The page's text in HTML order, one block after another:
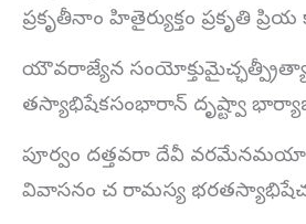
ప్రకృతీనాం హితైర్యుక్తం ప్రకృతి
యౌవరాజ్యేన
తస్యాభిషేకసంభారాన్ దృష్ట్వా
పూర్వం దత్తవరా దేవీ
వివాసనం చ రామస్య